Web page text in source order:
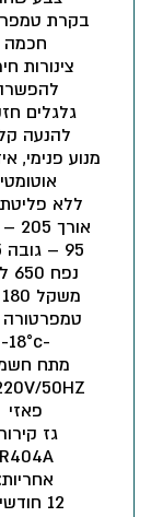
בקרת
חכמה
צינורות
גלגלים
להנעה
מנוע פנימי,
אוטומטי
ללא
95 – גובה 92.5
נפח 650 ליטר
משקל 180 ק"ג
טמפרטורה
-18°c-
מתח
50HZ
פאזי
גז
R404A
אחריות:
12 חודשים